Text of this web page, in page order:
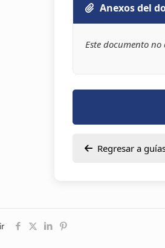
Anexos del
Este documento no
Regresar a